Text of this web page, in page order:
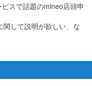
スで話題のmineo店頭申
して説明が欲しい、な